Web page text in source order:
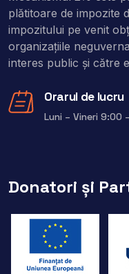
plătitoare de impozite
impozitului pe venit
organizaţiile
interes public şi către
Orarul de lucru
Luni – Vineri 9:00
Donatori și